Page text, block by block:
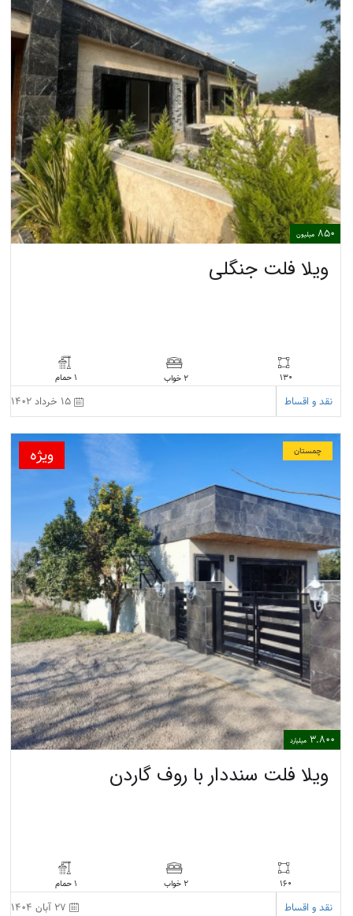
850 میلیون
ویلا فلت جنگلی
130 2 خواب 1 حمام
15 خرداد 1402 نقد و اقساط
3.800 میلیارد
چمستان ویژه
ویلا فلت سنددار با روف گاردن
160 2 خواب 1 حمام
27 آبان 1404 نقد و اقساط